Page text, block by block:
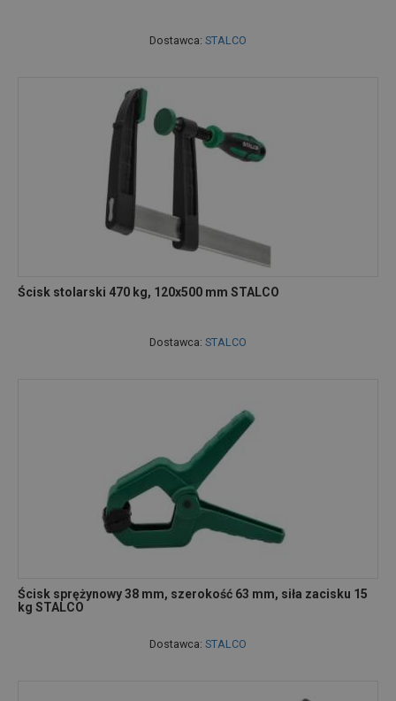
Dostawca: STALCO
Ścisk stolarski 470 kg, 120x500 mm STALCO
Dostawca: STALCO
Ścisk sprężynowy 38 mm, szerokość 63 mm, siła zacisku 15
kg STALCO
Dostawca: STALCO